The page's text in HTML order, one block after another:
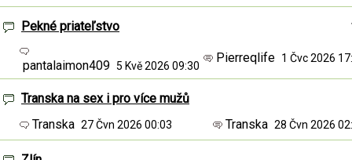
Pekné priateľstvo
pantalaimon409 5 Kvě 2026 09:30
Pierreqlife 1 Čvc 2026
Transka na sex i pro více mužů
Transka 27 Čvn 2026 00:03 Transka 28 Čvn 2026